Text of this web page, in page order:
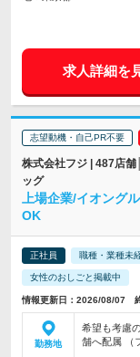
求人詳細を
志望動機・自己PR不要
株式会社フジ | 487店
ッグ
上場企業/イオング
OK
正社員 職種・業種未
女性のおしごと掲載中
情報更新日：2026/08/07
勤務地
希望も考慮
舗へ配属 （